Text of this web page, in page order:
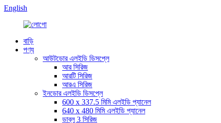
English
বাড়ি
পণ্য
আউটডোর এলইডি ডিসপ্লে
আর সিরিজ
আরটি সিরিজ
আরএ সিরিজ
ইনডোর এলইডি ডিসপ্লে
600 x 337.5 মিমি এলইডি প্যানেল
640 x 480 মিমি এলইডি প্যানেল
ডাব্লু 3 সিরিজ